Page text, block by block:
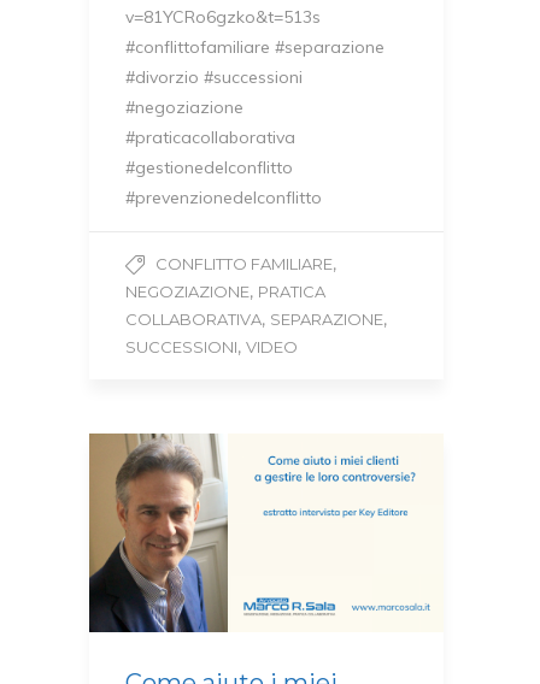
v=81YCRo6gzko&t=513s
#conflittofamiliare #separazione
#divorzio #successioni
#negoziazione
#praticacollaborativa
#gestionedelconflitto
#prevenzionedelconflitto
CONFLITTO FAMILIARE,
NEGOZIAZIONE, PRATICA
COLLABORATIVA, SEPARAZIONE,
SUCCESSIONI, VIDEO